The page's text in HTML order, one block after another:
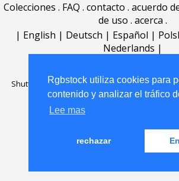
Rgbstock utiliza cookies para
contenido y analizar el tráfico
Lee mas
rechazar
Colecciones . FAQ . contacto . acuerdo
de uso . acerca .
| English | Deutsch | Español |
Nederlands |
Shutterstock official partner of Rgbstock
Rgbstock